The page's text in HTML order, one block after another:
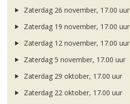
Zaterdag 26 november, 17.00 uur
Zaterdag 19 november, 17.00 uur
Zaterdag 12 november, 17.00 uur
Zaterdag 5 november, 17.00 uur
Zaterdag 29 oktober, 17.00 uur
Zaterdag 22 oktober, 17.00 uur